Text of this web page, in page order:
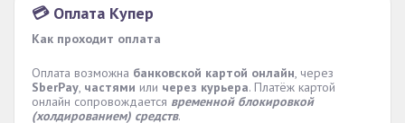
💳 Оплата Купер
Как проходит оплата
Оплата возможна банковской картой онлайн, через
SberPay, частями или через курьера. Платёж картой
онлайн сопровождается временной блокировкой
(холдированием) средств.